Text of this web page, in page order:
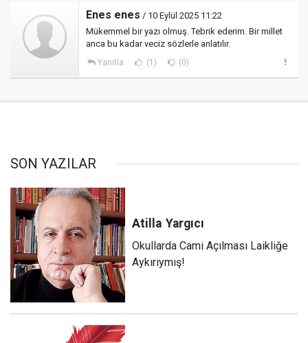
Enes enes / 10 Eylül 2025 11:22
Mükemmel bir yazı olmuş. Tebrik ederim. Bir millet
anca bu kadar veciz sözlerle anlatılır.
Yanıtla (1) (0)
SON YAZILAR
Atilla Yargıcı
Okullarda Cami Açılması Laikliğe
Aykırıymış!